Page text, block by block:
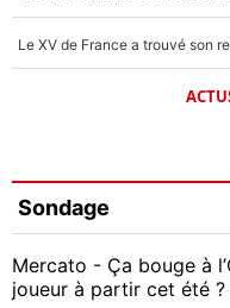
Sondage
Mercato - Ça bouge à
joueur à partir cet été ?